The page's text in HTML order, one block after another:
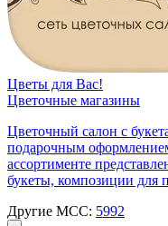
Цветы для Вас!
Цветочные магазины
Цветочный салон с
подарочным
ассортименте
букеты, композиции для
Другие MCC: 5992